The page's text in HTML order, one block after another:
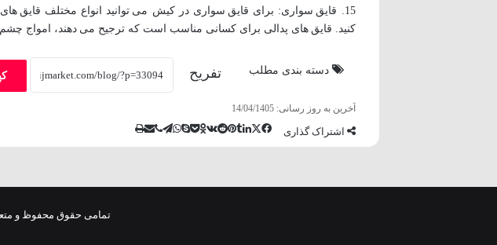
کنید. قایق های پدالی برای کسانی مناسب است که ترجیح می دهند، امواج چشم
دسته بندی مطلب تفریح
آخرین به روز رسانی: 14/04/1405
اشتراک گذاری
فیس
بوک
Xلینکدین
‫تامبلر
‫پین‌ترست
‫رددیت
‫VKontakte
‫Odnoklassniki
پاکت
اسکایپ
واتس
آپ
تلگرام
وایبر
اشتراک
گذاری
چاپ
تمامی حقوق محفوظ و